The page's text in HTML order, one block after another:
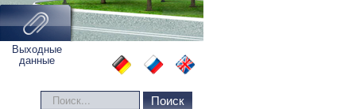
Выходные
данные
Искать... Поиск